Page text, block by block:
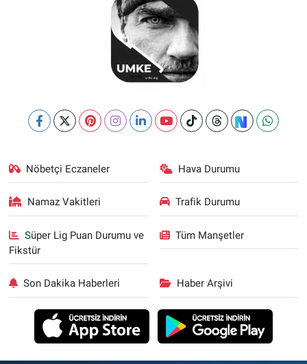
Nöbetçi Eczaneler Hava Durumu
Namaz Vakitleri Trafik Durumu
Süper Lig Puan Durumu ve
Fikstür
Tüm Manşetler
Son Dakika Haberleri Haber Arşivi